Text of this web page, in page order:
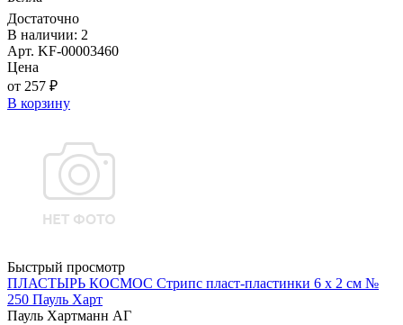
Достаточно
В наличии: 2
Арт. KF-00003460
Цена
от 257 ₽
В корзину
Быстрый просмотр
ПЛАСТЫРЬ КОСМОС Стрипс пласт-пластинки 6 x 2 см №
250 Пауль Харт
Пауль Хартманн AГ